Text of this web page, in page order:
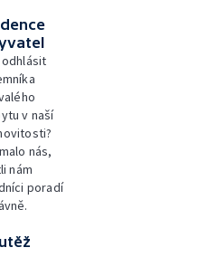
odhlásit
v naší
nás,
nám
poradí